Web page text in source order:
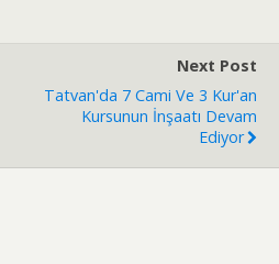
Next Post
Tatvan'da 7 Cami Ve 3 Kur'an
Kursunun İnşaatı Devam
Ediyor